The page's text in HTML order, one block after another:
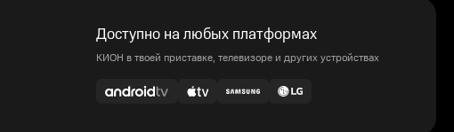
Доступно на любых платформах
КИОН в твоей приставке, телевизоре и других устройствах